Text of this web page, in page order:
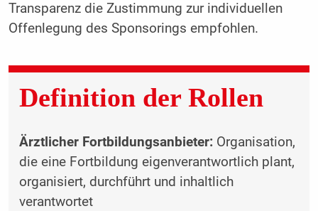
Transparenz die Zustimmung zur individuellen
Offenlegung des Sponsorings empfohlen.
Definition der Rollen
Ärztlicher Fortbildungsanbieter:Organisation,
die eine Fortbildung eigenverantwortlich plant,
organisiert, durchführt und inhaltlich
verantwortet